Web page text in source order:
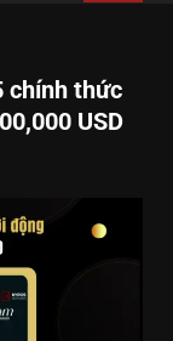
chính thức
USD